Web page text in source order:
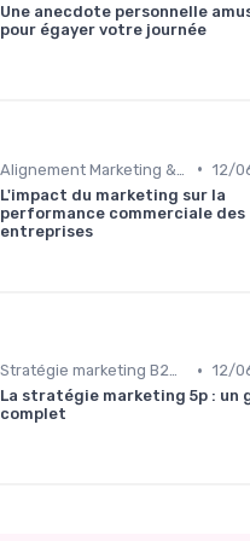
Une anecdote personnelle
pour égayer votre journée
• 12/
L'impact du marketing sur la
performance commerciale des
entreprises
Stratégie marketing B2B et B2C • 12/
La stratégie marketing 5p : un
complet